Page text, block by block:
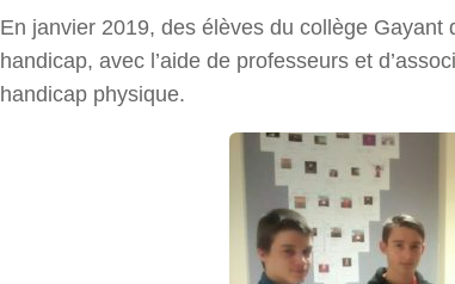
En janvier 2019, des élèves du collège
handicap, avec l’aide de professeurs et
handicap physique.